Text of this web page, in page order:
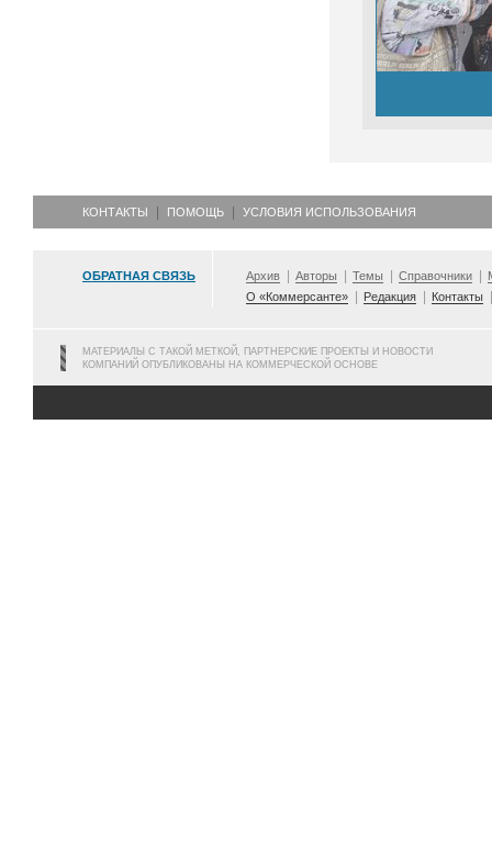
КОНТАКТЫ ПОМОЩЬ УСЛОВИЯ ИСПОЛЬЗОВАНИЯ
ОБРАТНАЯ СВЯЗЬ Архив Авторы Темы Справочники
О «Коммерсанте»
Редакция Контакты
МАТЕРИАЛЫ С ТАКОЙ МЕТКОЙ, ПАРТНЕРСКИЕ ПРОЕКТЫ И НОВОСТИ
КОМПАНИЙ ОПУБЛИКОВАНЫ НА КОММЕРЧЕСКОЙ ОСНОВЕ